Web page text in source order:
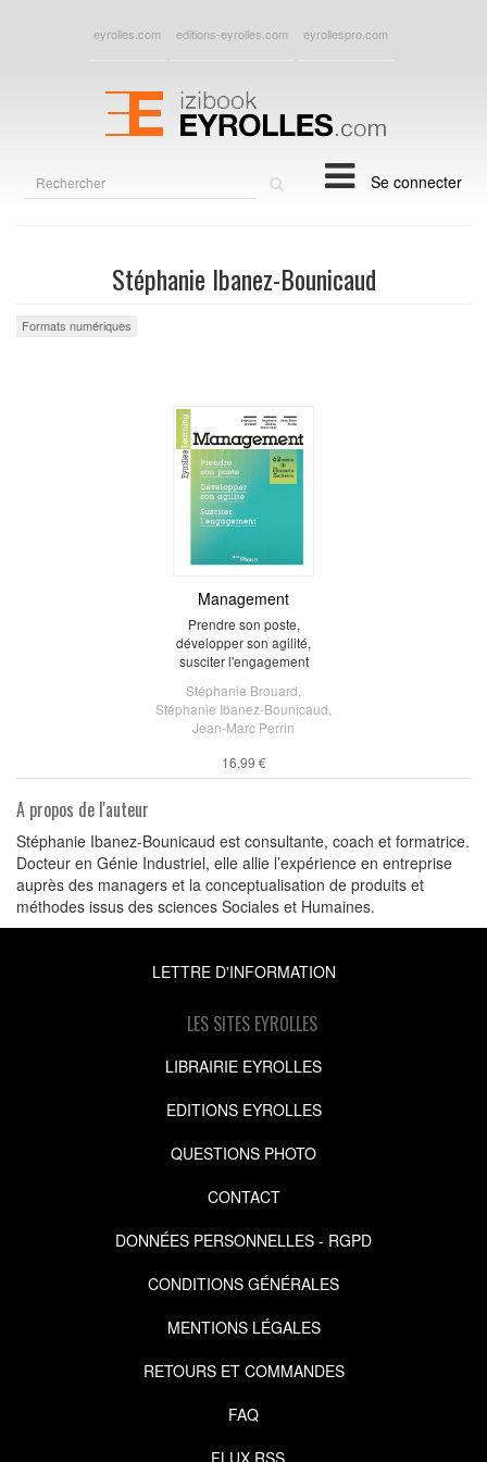
eyrolles.com editions-eyrolles.com eyrollespro.com
Se connecter
Stéphanie Ibanez-Bounicaud
Formats numériques
Management
Prendre son poste,
développer son agilité,
susciter l'engagement
Stéphanie Brouard
Stéphanie Ibanez-Bounicaud
Jean-Marc Perrin
16,99 €
A propos de l'auteur
Stéphanie Ibanez-Bounicaud est consultante, coach et formatrice.
Docteur en Génie Industriel, elle allie l’expérience en entreprise
auprès des managers et la conceptualisation de produits et
méthodes issus des sciences Sociales et Humaines.
LETTRE D'INFORMATION
LES SITES EYROLLES
LIBRAIRIE EYROLLES
EDITIONS EYROLLES
QUESTIONS PHOTO
CONTACT
DONNÉES PERSONNELLES - RGPD
CONDITIONS GÉNÉRALES
MENTIONS LÉGALES
RETOURS ET COMMANDES
FAQ
FLUX RSS